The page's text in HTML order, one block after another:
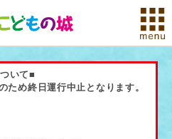
いて■
ため終日運行中止となります。